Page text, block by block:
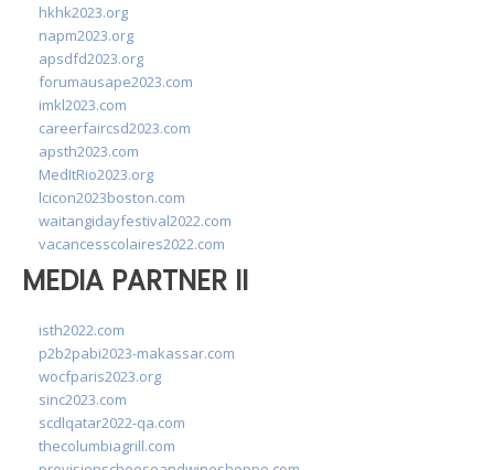
hkhk2023.org
napm2023.org
apsdfd2023.org
forumausape2023.com
imkl2023.com
careerfaircsd2023.com
apsth2023.com
MedItRio2023.org
lcicon2023boston.com
waitangidayfestival2022.com
vacancesscolaires2022.com
MEDIA PARTNER II
isth2022.com
p2b2pabi2023-makassar.com
wocfparis2023.org
sinc2023.com
scdlqatar2022-qa.com
thecolumbiagrill.com